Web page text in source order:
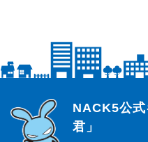
らじっと君
NACK5公式
君」